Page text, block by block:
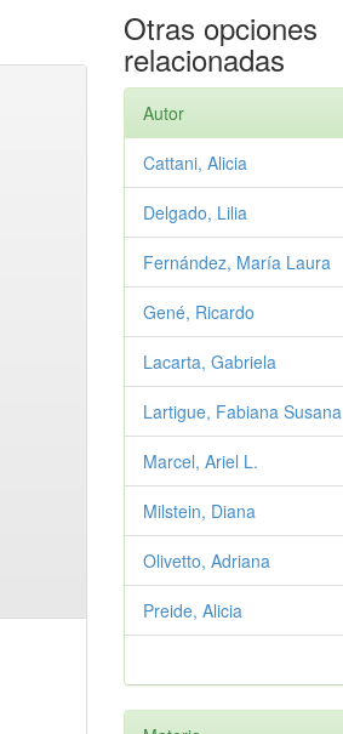
Otras opciones
relacionadas
Autor
Cattani, Alicia
Delgado, Lilia
Fernández, María Laura
Gené, Ricardo
Lacarta, Gabriela
Lartigue, Fabiana Susana
Marcel, Ariel L.
Milstein, Diana
Olivetto, Adriana
Preide, Alicia